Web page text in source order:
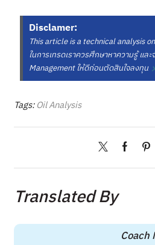
Disclamer:
This article is a technical analysis
ในการเทรดเราควรศึกษาหาความรู้ แล
Management ให้ดีก่อนตัดสินใจลงทุน
Tags:Oil Analysis
Translated By
Coach